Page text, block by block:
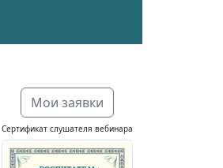
Мои заявки
Сертификат слушателя вебинара